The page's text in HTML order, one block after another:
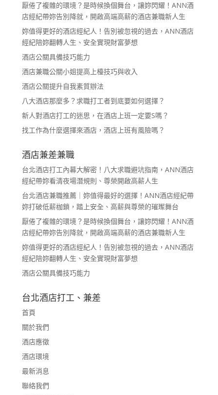
厭倦了複雜的環境？是時候換個舞台，讓妳閃耀！ANN酒
店經紀帶妳告別降就，開啟高端高薪的酒店兼職新人生
妳值得更好的酒店經紀人！告別被忽視的過去，ANN酒店
經紀陪妳翻轉人生、安全實現財富夢想
酒店公關具備技巧能力
酒店兼職公關小姐提高上檯技巧與收入
酒店公關提升自我素質辦法
八大酒店那麼多？求職打工者到底要如何選擇？
新人對酒店打工的迷思，在酒店上班一定要S嗎？
找工作為什麼選擇來酒店，酒店上班有風險嗎？
酒店兼差兼職
台北酒店打工內幕大解密！八大求職避坑指南，ANN酒店
經紀帶妳看清夜場潛規則、尊榮開啟高薪人生
台北酒店兼職推薦｜妳值得最好的選擇！ANN酒店經紀帶
妳打破低薪枷鎖，踏上安全、高薪與尊榮的璀璨舞台
厭倦了複雜的環境？是時候換個舞台，讓妳閃耀！ANN酒
店經紀帶妳告別降就，開啟高端高薪的酒店兼職新人生
妳值得更好的酒店經紀人！告別被忽視的過去，ANN酒店
經紀陪妳翻轉人生、安全實現財富夢想
酒店公關具備技巧能力
台北酒店打工、兼差
首頁
關於我們
酒店應徵
酒店環境
最新消息
聯絡我們